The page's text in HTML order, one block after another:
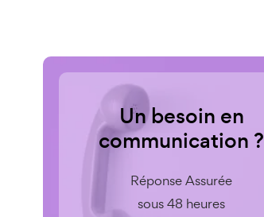
Un besoin en
communication ?
Réponse Assurée
sous 48 heures